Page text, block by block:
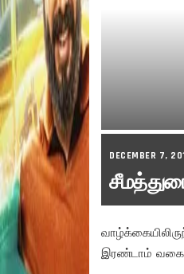
DECEMBER 7,
இரண்டாம்